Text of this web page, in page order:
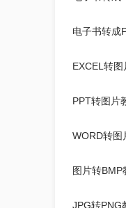
电子书转成
EXCEL转图
PPT转图片
WORD转图
图片转BMP
JPG转PNG